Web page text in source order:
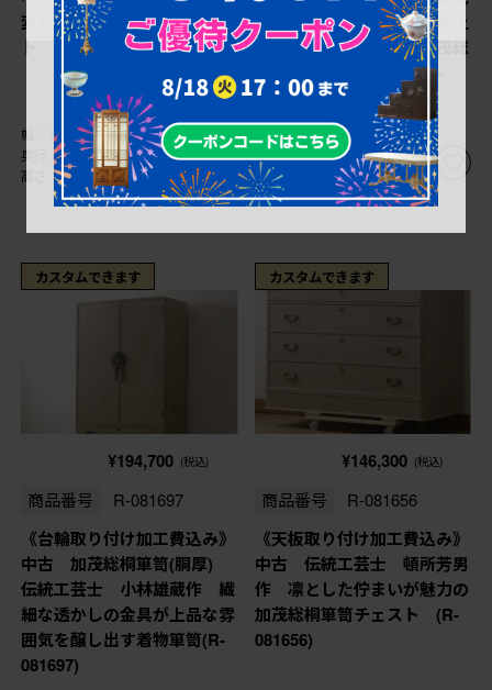
変わる加茂総桐箪笥チェス
ト (R-081763)
幅：1,070㎜
奥行：460㎜
高さ：605㎜
作 繊細な透かしの金具が上
品な雰囲気を醸し出す加茂総
桐箪笥ローチェスト (R-
081699)
幅：1,070㎜
奥行：470㎜
高さ：505㎜
カスタムできます
¥194,700 (税込)
商品番号 R-081697
《台輪取り付け加工費込み》
中古 加茂総桐箪笥(胴厚)
伝統工芸士 小林雄蔵作 繊
細な透かしの金具が上品な雰
囲気を醸し出す着物箪笥(R-
081697)
カスタムできます
¥146,300 (税込)
商品番号 R-081656
《天板取り付け加工費込み》
中古 伝統工芸士 頓所芳男
作 凛とした佇まいが魅力の
加茂総桐箪笥チェスト (R-
081656)